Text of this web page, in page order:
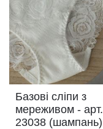
Базові сліпи з
мереживом - арт.
23038 (шампань)